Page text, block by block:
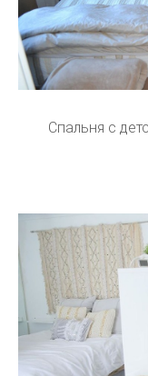
Спальня с